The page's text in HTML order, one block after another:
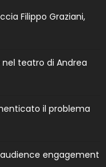
Filippo Graziani,
nel teatro di Andrea
il problema
engagement